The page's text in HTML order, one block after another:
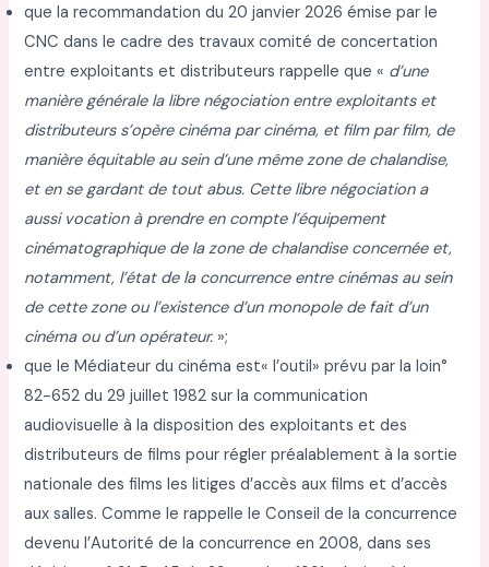
que la recommandation du 20 janvier 2026 émise par le
CNC dans le cadre des travaux comité de concertation
entre exploitants et distributeurs rappelle que « d’une
manière générale la libre négociation entre exploitants et
distributeurs s’opère cinéma par cinéma, et film par film, de
manière équitable au sein d’une même zone de chalandise,
et en se gardant de tout abus. Cette libre négociation a
aussi vocation à prendre en compte l’équipement
cinématographique de la zone de chalandise concernée et,
notamment, l’état de la concurrence entre cinémas au sein
de cette zone ou l’existence d’un monopole de fait d’un
cinéma ou d’un opérateur. »;
que le Médiateur du cinéma est« l’outil» prévu par la loin°
82-652 du 29 juillet 1982 sur la communication
audiovisuelle à la disposition des exploitants et des
distributeurs de films pour régler préalablement à la sortie
nationale des films les litiges d’accès aux films et d’accès
aux salles. Comme le rappelle le Conseil de la concurrence
devenu l’Autorité de la concurrence en 2008, dans ses